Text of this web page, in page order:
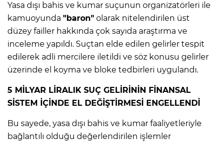
Yasa dışı bahis ve kumar suçunun organizatörleri ile
kamuoyunda "baron" olarak nitelendirilen üst
düzey failler hakkında çok sayıda araştırma ve
inceleme yapıldı. Suçtan elde edilen gelirler tespit
edilerek adli mercilere iletildi ve söz konusu gelirler
üzerinde el koyma ve bloke tedbirleri uygulandı.
5 MİLYAR LİRALIK SUÇ GELİRİNİN FİNANSAL
SİSTEM İÇİNDE EL DEĞİŞTİRMESİ ENGELLENDİ
Bu sayede, yasa dışı bahis ve kumar faaliyetleriyle
bağlantılı olduğu değerlendirilen işlemler